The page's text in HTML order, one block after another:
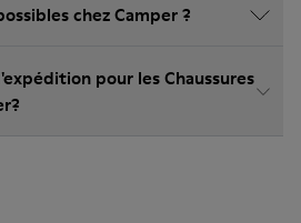
chez Camper ?
pour les Chaussures